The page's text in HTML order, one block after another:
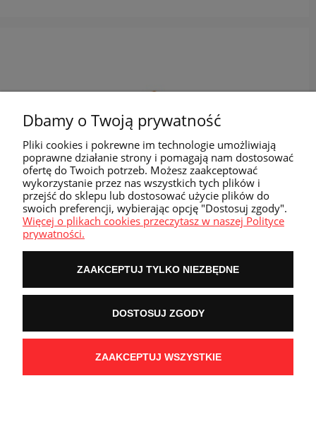
Gamegenic Album na 360 kart (pomarańczowy)
Dbamy o Twoją prywatność
Pliki cookies i pokrewne im technologie umożliwiają
poprawne działanie strony i pomagają nam dostosować
ofertę do Twoich potrzeb. Możesz zaakceptować
wykorzystanie przez nas wszystkich tych plików i
przejść do sklepu lub dostosować użycie plików do
swoich preferencji, wybierając opcję "Dostosuj zgody".
Więcej o plikach cookies przeczytasz w naszej Polityce
prywatności.
ZAAKCEPTUJ TYLKO NIEZBĘDNE
DOSTOSUJ ZGODY
ZAAKCEPTUJ WSZYSTKIE